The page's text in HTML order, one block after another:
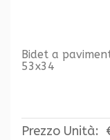
Bidet a
53x34
Prezzo Unità: